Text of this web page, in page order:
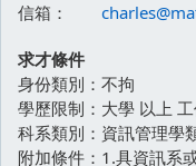
信箱：
求才條件
身份類別： 不拘
學歷限制： 大學 以上
科系類別： 資訊管理學
附加條件： 1.具資訊系